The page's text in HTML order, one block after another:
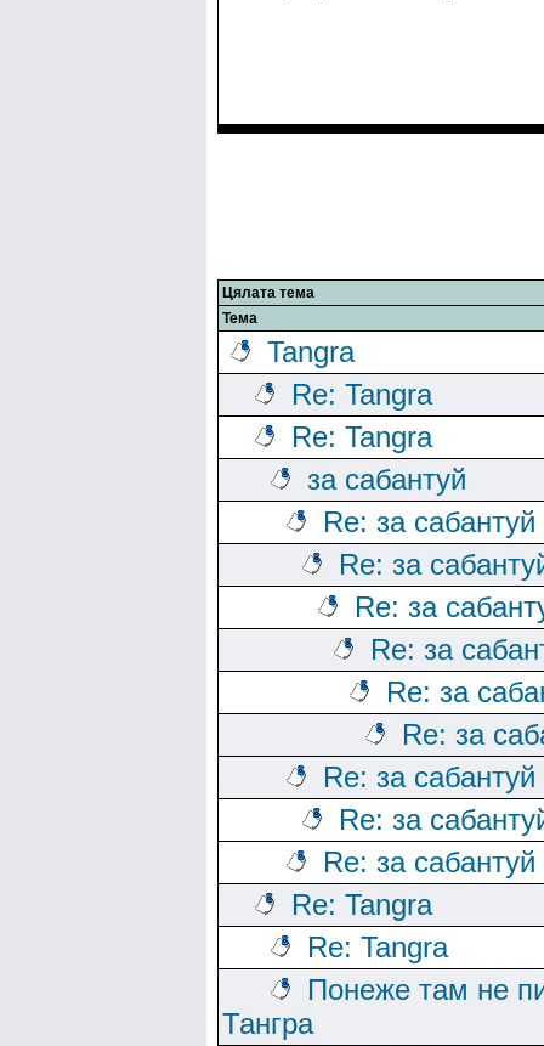
Цялата тема
Тема
Tangra
Re: Tangra
Re: Tangra
за сабантуй
Re: за сабантуй
Re: за
Re: за
Re: за
Re: за
Re: за
Re: за сабантуй
Re: за
Re: за сабантуй
Re: Tangra
Re: Tangra
Понеже там не
Тангра